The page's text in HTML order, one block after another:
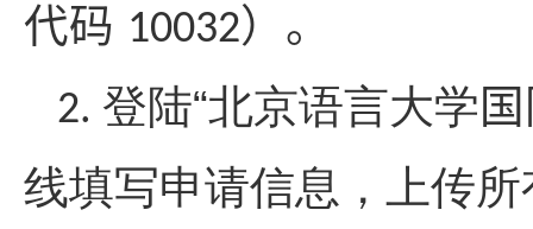
代码 10032）。
2. 登陆“北京语言大学
线填写申请信息，上传